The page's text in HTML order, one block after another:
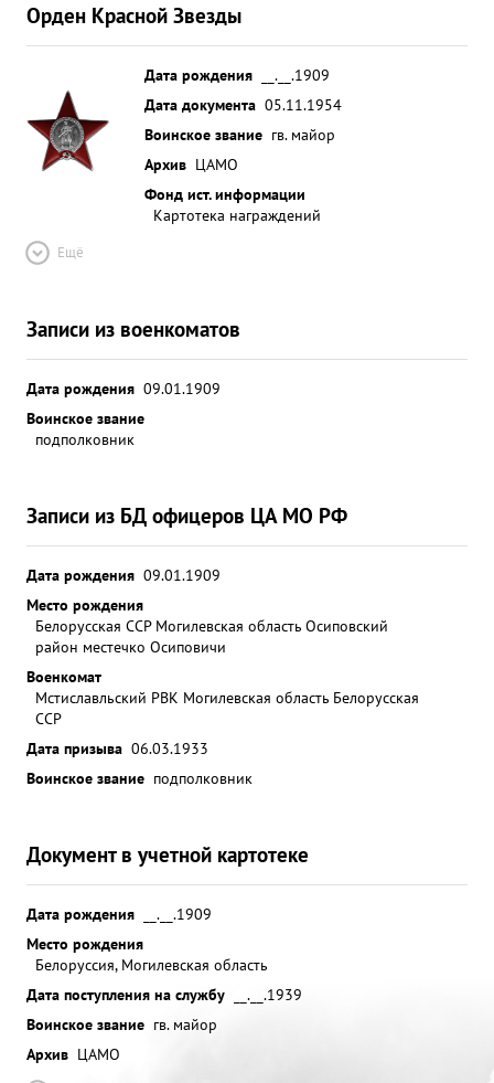
Орден Красной Звезды
Дата рождения
__.__.1909
Дата документа 05.11.1954
Воинское звание гв. майор
Архив ЦАМО
Фонд ист. информации
Картотека награждений
Ещё
Записи из военкоматов
Дата рождения 09.01.1909
Воинское звание
подполковник
Записи из БД офицеров ЦА МО РФ
Дата рождения 09.01.1909
Место рождения
Белорусская ССР Могилевская область Осиповский
район местечко Осиповичи
Военкомат
Мстиславльский РВК Могилевская область Белорусская
ССР
Дата призыва 06.03.1933
Воинское звание подполковник
Документ в учетной картотеке
Дата рождения
__.__.1909
Место рождения
Белоруссия, Могилевская область
Дата поступления на службу
__.__.1939
Воинское звание гв. майор
Архив ЦАМО